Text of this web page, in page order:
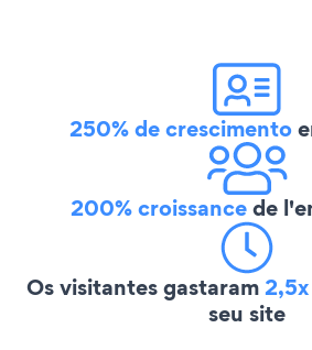
250% de crescimento
200% croissancede
Os visitantes gastaram
seu site